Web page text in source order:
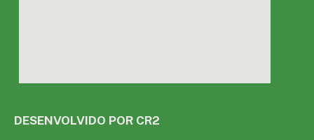
DESENVOLVIDO POR CR2